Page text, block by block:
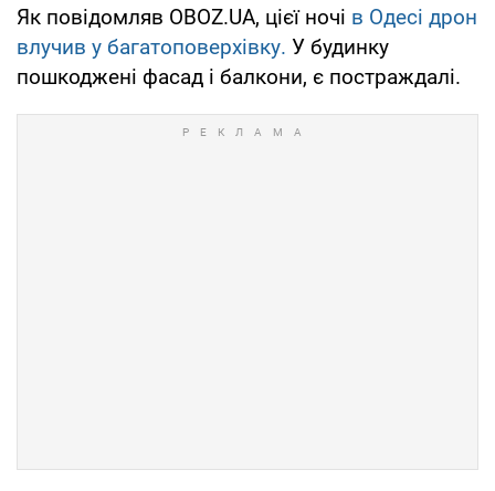
Як повідомляв OBOZ.UA, цієї ночі в Одесі дрон
влучив у багатоповерхівку. У будинку
пошкоджені фасад і балкони, є постраждалі.